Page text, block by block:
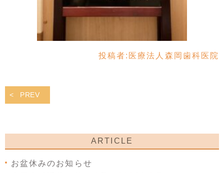
投稿者: 医療法人森岡歯科医院
PREV
ARTICLE
お盆休みのお知らせ